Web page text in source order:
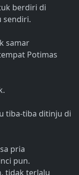
berdiri di
sendiri.
samar
Potimas
tiba-tiba ditinju di
pria
pun.
tidak terlalu